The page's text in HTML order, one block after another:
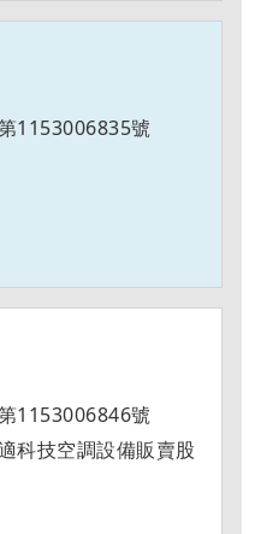
1153006835號
1153006846號
科技空調設備販賣股